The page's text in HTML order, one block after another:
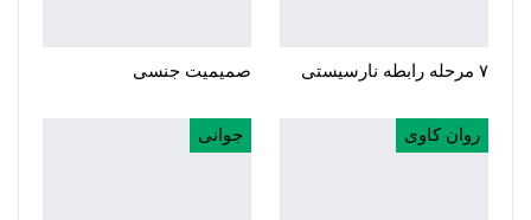
۷ مرحله رابطه نارسیستی صمیمیت جنسی
روان کاوی جوانی